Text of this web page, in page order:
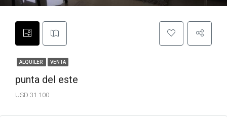
ALQUILER VENTA
punta del este
USD 31.100